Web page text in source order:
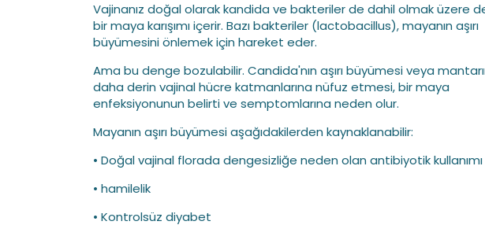
Vajinanız doğal olarak kandida ve bakteriler de dahil olmak üzere
bir maya karışımı içerir. Bazı bakteriler (lactobacillus), mayanın aşırı
büyümesini önlemek için hareket eder.
Ama bu denge bozulabilir. Candida'nın aşırı büyümesi veya
daha derin vajinal hücre katmanlarına nüfuz etmesi, bir maya
enfeksiyonunun belirti ve semptomlarına neden olur.
Mayanın aşırı büyümesi aşağıdakilerden kaynaklanabilir:
• Doğal vajinal florada dengesizliğe neden olan antibiyotik kullanımı
• hamilelik
• Kontrolsüz diyabet